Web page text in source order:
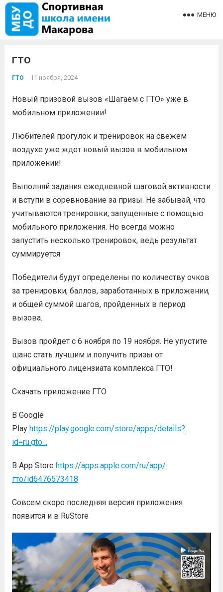
МЕНЮ
ГТО
ГТО 11 ноября, 2024
Новый призовой вызов «Шагаем с ГТО» уже в
мобильном приложении!
Любителей прогулок и тренировок на свежем
воздухе уже ждет новый вызов в мобильном
приложении!
Выполняй задания ежедневной шаговой активности
и вступи в соревнование за призы. Не забывай, что
учитываются тренировки, запущенные с помощью
мобильного приложения. Но всегда можно
запустить несколько тренировок, ведь результат
суммируется
Победители будут определены по количеству очков
за тренировки, баллов, заработанных в приложении,
и общей суммой шагов, пройденных в период
вызова.
Вызов пройдет с 6 ноября по 19 ноября. Не упустите
шанс стать лучшим и получить призы от
официального лицензиата комплекса ГТО!
Скачать приложение ГТО
В Google
Play https://play.google.com/store/apps/details?
id=ru.gto…
В App Store https://apps.apple.com/ru/app/
гто/id6476573418
Совсем скоро последняя версия приложения
появится и в RuStore